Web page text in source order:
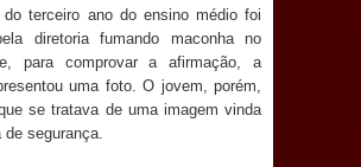
Democrático de Direito – Bacharela
aborda de maneira inédita no mundo
jurídico brasileiro, temas polêmicos;
do terceiro ano do ensino médio foi
diretoria fumando maconha no
para comprovar a afirmação, a
uma foto. O jovem, porém,
se tratava de uma imagem vinda
de segurança.